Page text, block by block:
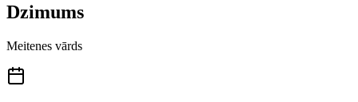
Dzimums
Meitenes vārds